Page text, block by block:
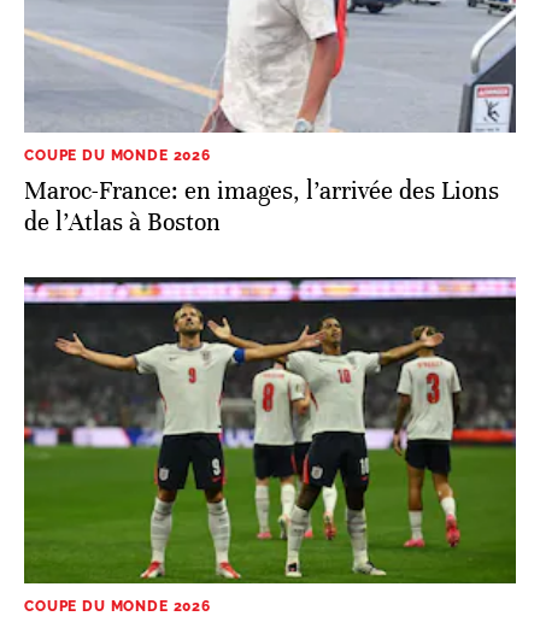
COUPE DU MONDE 2026
Maroc-France: en images, l’arrivée des Lions
de l’Atlas à Boston
COUPE DU MONDE 2026
Mondial 2026: l’Angleterre résiste au
Mexique dans la folie de l’Azteca